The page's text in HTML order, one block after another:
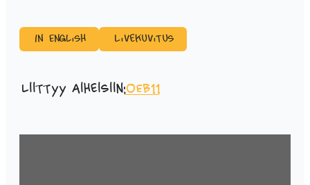
In English Livekuvitus
Liittyy aiheisiin:OEB11